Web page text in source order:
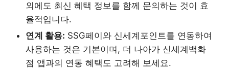
외에도 최신 혜택 정보를 함께 문의하는 것이 효
율적입니다.
연계 활용: SSG페이와 신세계포인트를 연동하여
사용하는 것은 기본이며, 더 나아가 신세계백화
점 앱과의 연동 혜택도 고려해 보세요.